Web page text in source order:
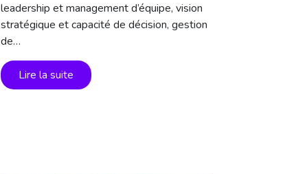
leadership et management d’équipe, vision
stratégique et capacité de décision, gestion
de…
Lire la suite